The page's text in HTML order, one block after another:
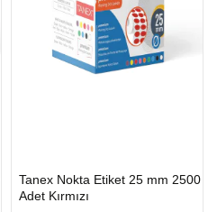
GÖNDERİ
Tanex Nokta Etiket 25 mm 2500
Adet Kırmızı